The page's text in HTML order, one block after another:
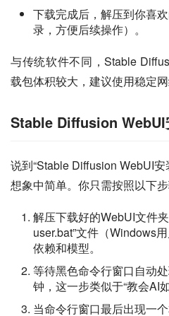
下载完成后，解压到你喜
录，方便后续操作）。
与传统软件不同，Stable
载包体积较大，建议使用稳定网
Stable Diffusion WebUI
说到“Stable Diffusion WebUI
想象中简单。你只需按照以下步
解压下载好的WebUI文件
user.bat”文件（Windows
依赖和模型。
等待黑色命令行窗口自动
钟，这一步类似于“教会AI如
当命令行窗口最后出现一